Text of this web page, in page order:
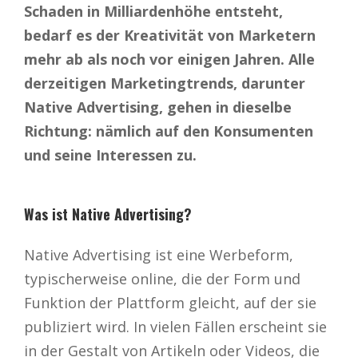
Schaden in Milliardenhöhe entsteht,
bedarf es der Kreativität von Marketern
mehr ab als noch vor einigen Jahren. Alle
derzeitigen Marketingtrends, darunter
Native Advertising, gehen in dieselbe
Richtung: nämlich auf den Konsumenten
und seine Interessen zu.
Was ist Native Advertising?
Native Advertising ist eine Werbeform,
typischerweise online, die der Form und
Funktion der Plattform gleicht, auf der sie
publiziert wird. In vielen Fällen erscheint sie
in der Gestalt von Artikeln oder Videos, die